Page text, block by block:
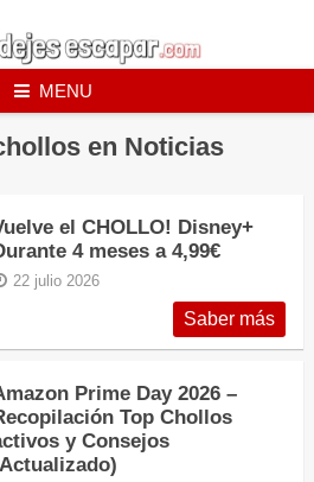
MENU
en Noticias
el CHOLLO! Disney+
4 meses a 4,99€
22 julio 2026
Saber más
Prime Day 2026 –
Top Chollos
y Consejos